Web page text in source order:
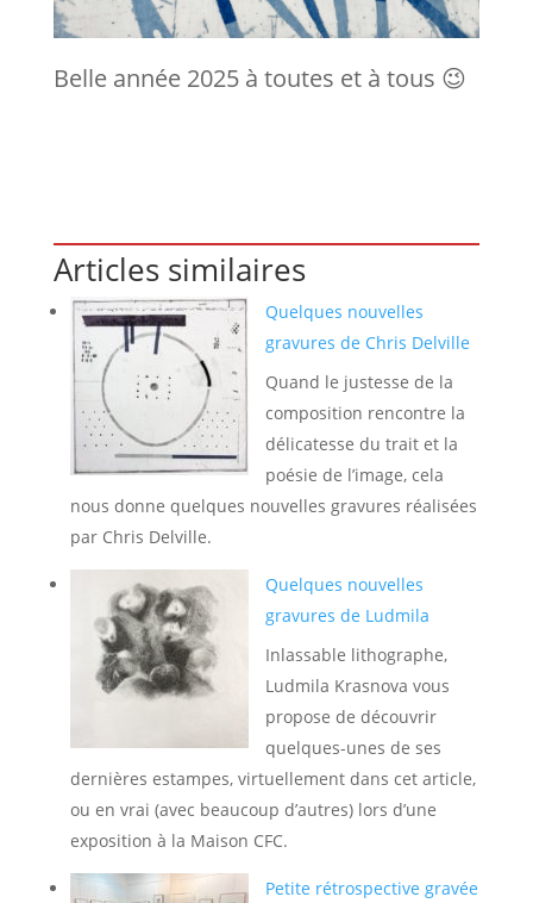
Belle année 2025 à toutes et à tous 😉
Articles similaires
Quelques nouvelles
gravures de Chris Delville
Quand le justesse de la
composition rencontre la
délicatesse du trait et la
poésie de l’image, cela
nous donne quelques nouvelles gravures réalisées
par Chris Delville.
Quelques nouvelles
gravures de Ludmila
Inlassable lithographe,
Ludmila Krasnova vous
propose de découvrir
quelques-unes de ses
dernières estampes, virtuellement dans cet article,
ou en vrai (avec beaucoup d’autres) lors d’une
exposition à la Maison CFC.
Petite rétrospective gravée